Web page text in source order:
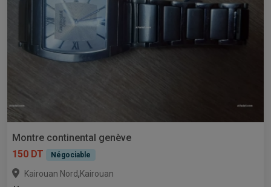
Montre continental genève
150 DT
Négociable
Kairouan Nord,Kairouan